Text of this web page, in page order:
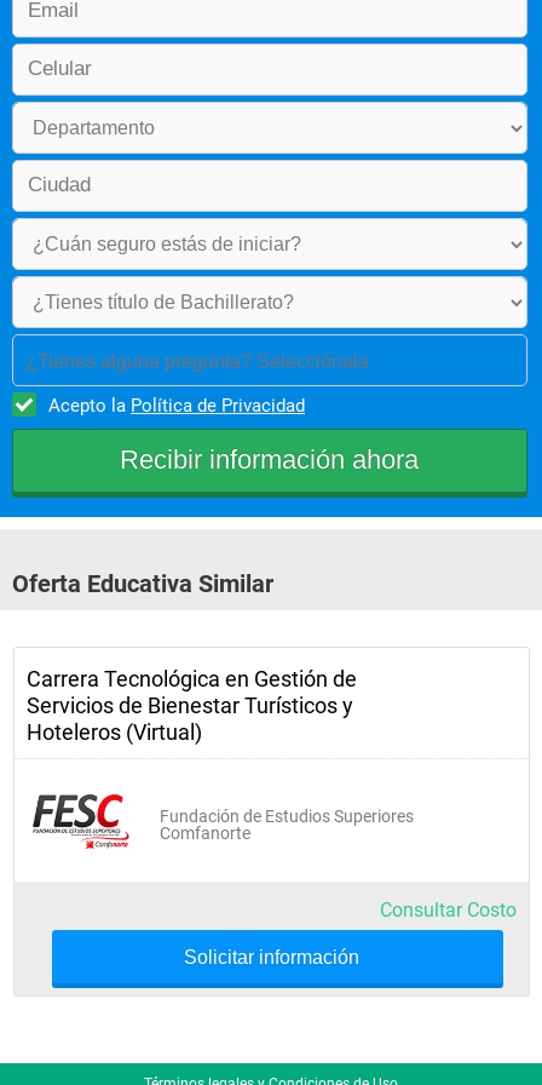
Perfil Profesional
El Tecnólogo en Gestión de Servicios Turísticos y Hoteleros
podrá desempeñarse en diferentes cargos acordes con su
hotelero:
Coordinador del departamento  de alimentos y bebidas en
Asesor o gestor de ventas de productos y servicios
turísticos.
Coordinador del departamento de actividades.
Coordinador de logística de eventos.
Recepcionista auditor.
Coordinador y supervisor de alojamiento.
Coordinador de servicio al huésped.
Service guest management.
Jefe de costos.
Coordinador de grupos.
Coordinador comercial de banquetes y de eventos.
Chief Steward.
Jefe de cajeros.
Asistente de investigación de proyectos turísticos y
¿Tienes alguna pregunta? Selecciónala
Acepto la Política de Privacidad
Oferta Educativa Similar
Carrera Tecnológica en Gestión de
Servicios de Bienestar Turísticos y
Hoteleros (Virtual)
Fundación de Estudios Superiores
Comfanorte
Consultar Costo
Solicitar información